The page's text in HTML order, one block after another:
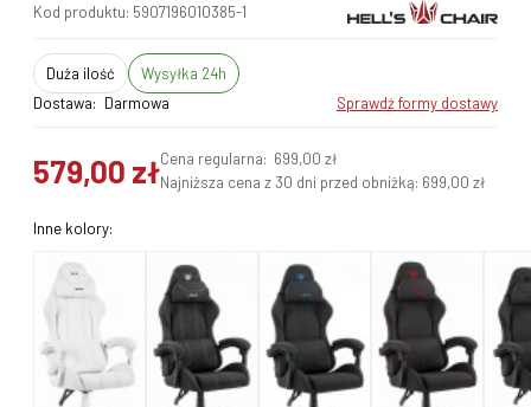
Kod produktu: 5907196010385-1
duża ilość
Wysyłka 24h
Dostawa:
Darmowa sprawdź formy dostawy
579,00 złCena regularna: 699,00 zł
Najniższa cena z 30 dni przed obniżką: 699,00 zł
Inne kolory: